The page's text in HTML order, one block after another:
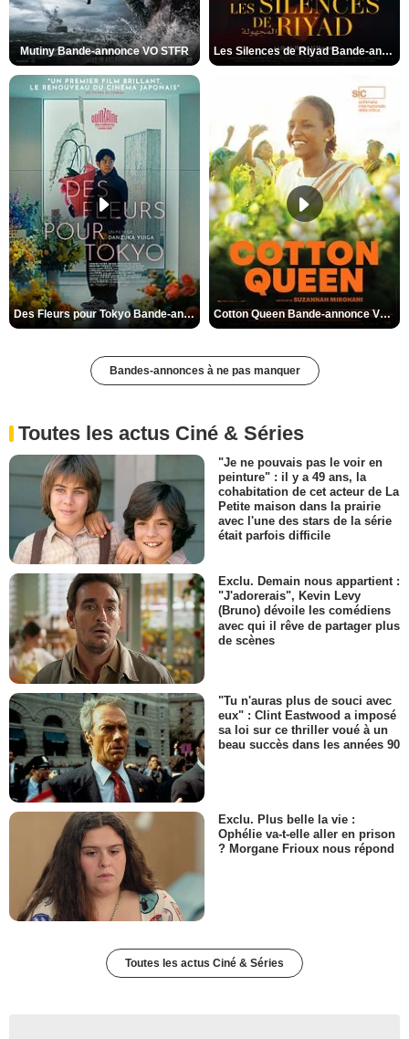
Mutiny Bande-annonce VO STFR Les Silences de Riyad Bande-annonce VO STFR
Des Fleurs pour Tokyo Bande-annonce VO STFR Cotton Queen Bande-annonce VO STFR
Bandes-annonces à ne pas manquer
Toutes les actus Ciné & Séries
"Je ne pouvais pas le voir en
peinture" : il y a 49 ans, la
cohabitation de cet acteur de La
Petite maison dans la prairie
avec l'une des stars de la série
était parfois difficile
Exclu. Demain nous appartient :
"J'adorerais", Kevin Levy
(Bruno) dévoile les comédiens
avec qui il rêve de partager plus
de scènes
"Tu n'auras plus de souci avec
eux" : Clint Eastwood a imposé
sa loi sur ce thriller voué à un
beau succès dans les années 90
Exclu. Plus belle la vie :
Ophélie va-t-elle aller en prison
? Morgane Frioux nous répond
Toutes les actus Ciné & Séries